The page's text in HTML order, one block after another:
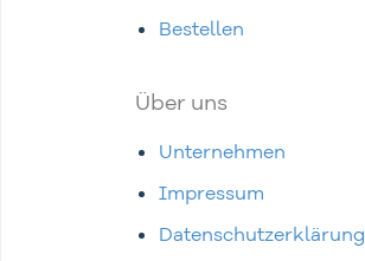
Bestellen
Über uns
Unternehmen
Impressum
Datenschutzerklärung